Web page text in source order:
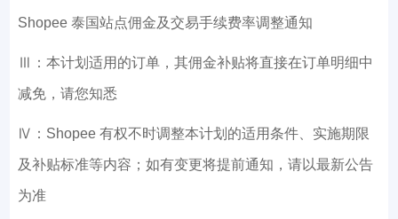
Shopee 泰国站点佣金及交易手续费率调整通知
Ⅲ：本计划适用的订单，其佣金补贴将直接在订单明细中
减免，请您知悉
Ⅳ：Shopee 有权不时调整本计划的适用条件、实施期限
及补贴标准等内容；如有变更将提前通知，请以最新公告
为准